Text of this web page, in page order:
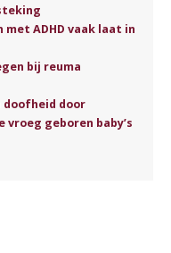
met ADHD vaak laat in
bij reuma
door
geboren baby’s